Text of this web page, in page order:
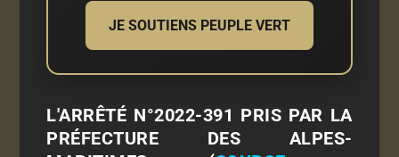
JE SOUTIENS PEUPLE VERT
L'ARRÊTÉ N°2022-391 PRIS PAR LA
PRÉFECTURE DES ALPES-